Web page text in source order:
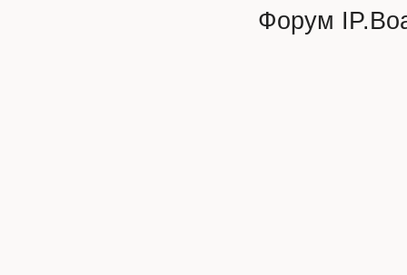
Форум